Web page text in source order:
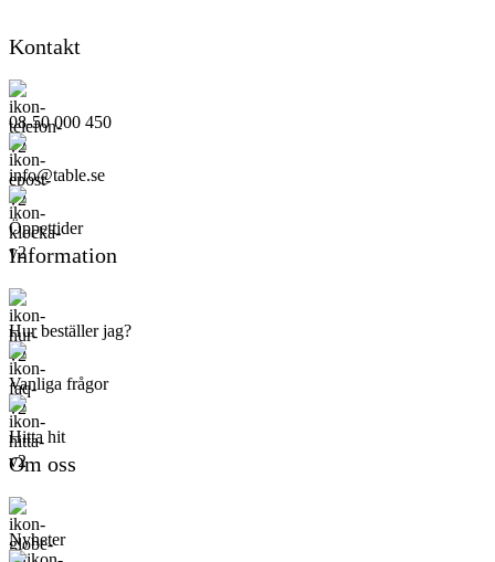
Kontakt
08-50 000 450
info@table.se
Öppettider
Information
Hur beställer jag?
Vanliga frågor
Hitta hit
Om oss
Nyheter